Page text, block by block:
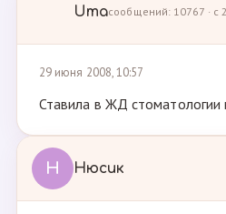
Umaсообщений: 10767 · с
29 июня 2008, 10:57
Ставила в ЖД стоматологии
Н Нюсик